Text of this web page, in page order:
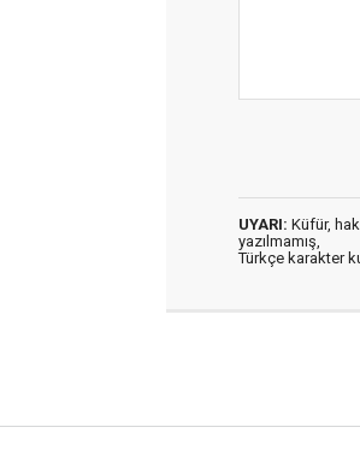
UYARI: Küfür,
yazılmamış,
Türkçe karakter